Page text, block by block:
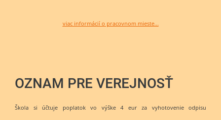
viac informácií o pracovnom mieste...
OZNAM PRE VEREJNOSŤ
Škola si účtuje poplatok vo výške 4 eur za vyhotovenie odpisu